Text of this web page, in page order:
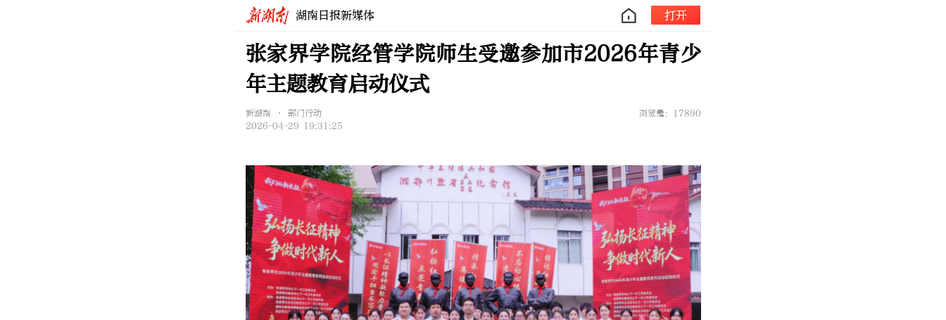
湖南日报新媒体 打开
张家界学院经管学院师生受邀参加市2026年青少
年主题教育启动仪式
新湖南 • 部门行动
浏览量：17890
2026-04-29 19:31:25